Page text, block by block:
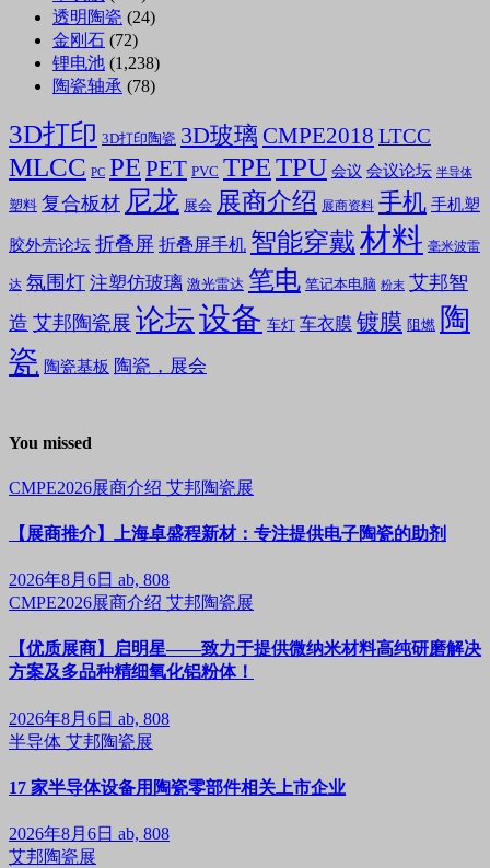
透明陶瓷 (24)
金刚石 (72)
锂电池 (1,238)
陶瓷轴承 (78)
3D打印 3D打印陶瓷 3D玻璃 CMPE2018 LTCC
MLCC PC PE PET PVC TPETPU 会议 会议论坛 半导体
塑料 复合板材 尼龙 展会 展商介绍 展商资料 手机 手机塑
胶外壳论坛 折叠屏 折叠屏手机 智能穿戴材料 毫米波雷
达 氛围灯 注塑仿玻璃 激光雷达 笔电 笔记本电脑 粉末 艾邦智
造 艾邦陶瓷展 论坛设备 车灯 车衣膜 镀膜 阻燃 陶
瓷 陶瓷基板 陶瓷，展会
You missed
CMPE2026展商介绍 艾邦陶瓷展
【展商推介】上海卓盛程新材：专注提供电子陶瓷的助剂
2026年8月6日 ab, 808
CMPE2026展商介绍 艾邦陶瓷展
【优质展商】启明星——致力于提供微纳米材料高纯研磨解决
方案及多品种精细氧化铝粉体！
2026年8月6日 ab, 808
半导体 艾邦陶瓷展
17 家半导体设备用陶瓷零部件相关上市企业
2026年8月6日 ab, 808
艾邦陶瓷展